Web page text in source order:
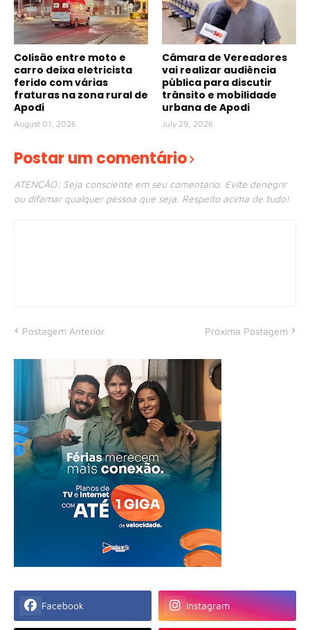
Colisão entre moto e
carro deixa eletricista
ferido com várias
fraturas na zona rural de
Apodi
August 01, 2026
Câmara de Vereadores
vai realizar audiência
pública para discutir
trânsito e mobilidade
urbana de Apodi
July 29, 2026
Postar um comentário
ATENÇÃO: Seja consciente em seu comentário. Evite denegrir
ou difamar qualquer pessoa que seja. Respeito acima de tudo!
Postagem Anterior Próxima Postagem
Facebook Instagram